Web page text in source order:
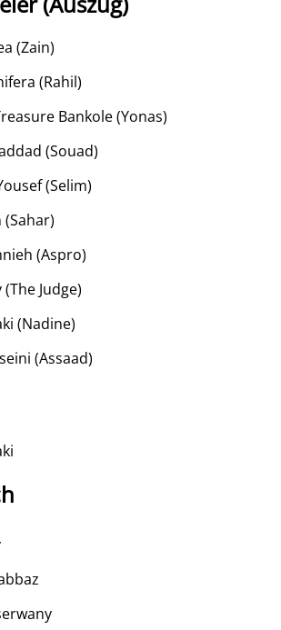
(Zain)
(Rahil)
Bankole(Yonas)
(Souad)
(Selim)
(Sahar)
(Aspro)
(The Judge)
(Nadine)
(Assaad)